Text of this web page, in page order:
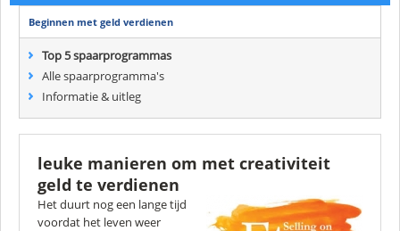
Beginnen met geld verdienen
Top 5 spaarprogrammas
Alle spaarprogramma's
Informatie & uitleg
leuke manieren om met creativiteit
geld te verdienen
Het duurt nog een lange tijd
voordat het leven weer